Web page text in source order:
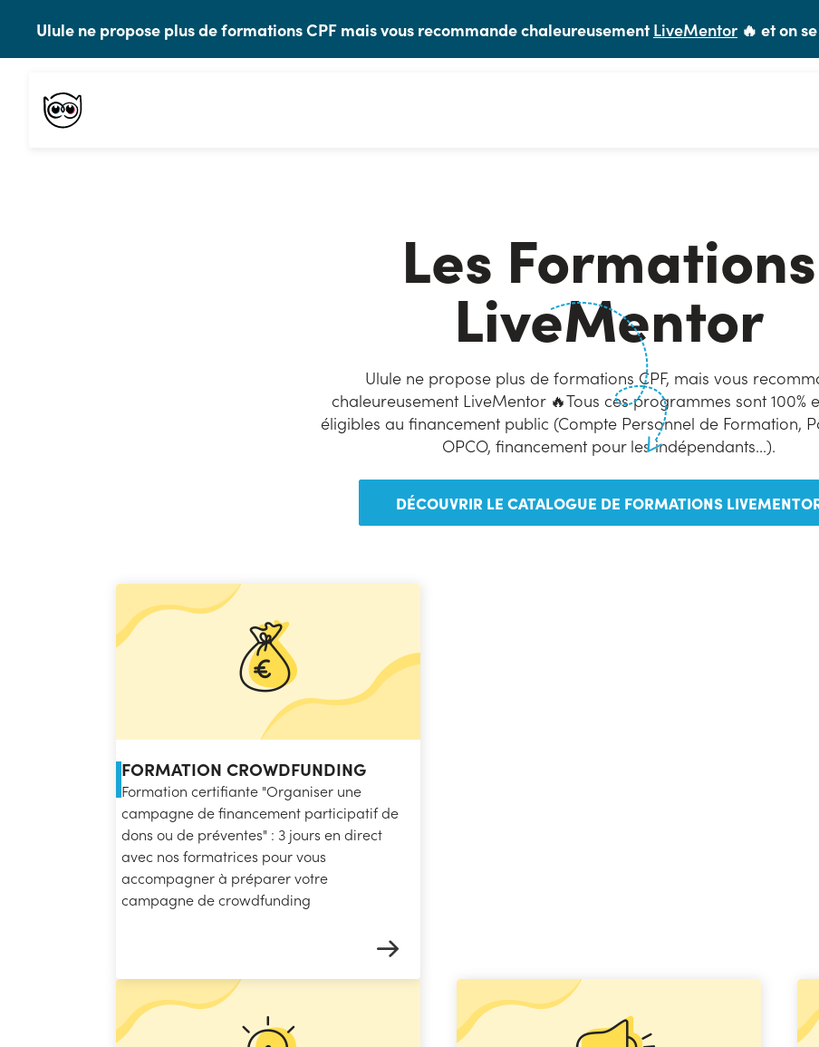
Ulule ne propose plus de formations CPF mais vous recommande chaleureusementLiveMentor 🔥 et on
Les Formations
LiveMentor
Ulule ne propose plus de formations CPF, mais vous
chaleureusement LiveMentor 🔥Tous ces programmes sont 100%
éligibles au financement public (Compte Personnel de Formation,
OPCO, financement pour les indépendants...).
DÉCOUVRIR LE CATALOGUE DE FORMATIONS
FORMATION CROWDFUNDING
Formation certifiante "Organiser une
campagne de financement participatif de
dons ou de préventes" : 3 jours en direct
avec nos formatrices pour vous
accompagner à préparer votre
campagne de crowdfunding